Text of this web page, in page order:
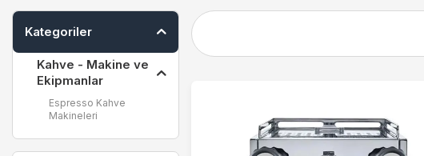
Kategoriler
Kahve - Makine ve
Ekipmanlar
Espresso Kahve
Makineleri